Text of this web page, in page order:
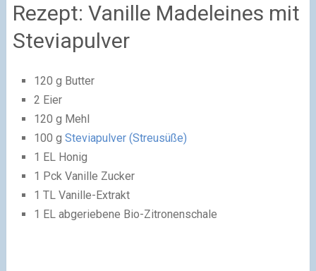
Rezept: Vanille Madeleines mit
Steviapulver
120 g Butter
2 Eier
120 g Mehl
100 g Steviapulver (Streusüße)
1 EL Honig
1 Pck Vanille Zucker
1 TL Vanille-Extrakt
1 EL abgeriebene Bio-Zitronenschale